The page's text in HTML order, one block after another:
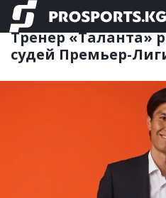
ФУТБОЛ
Тренер «Таланта»
судей Премьер-